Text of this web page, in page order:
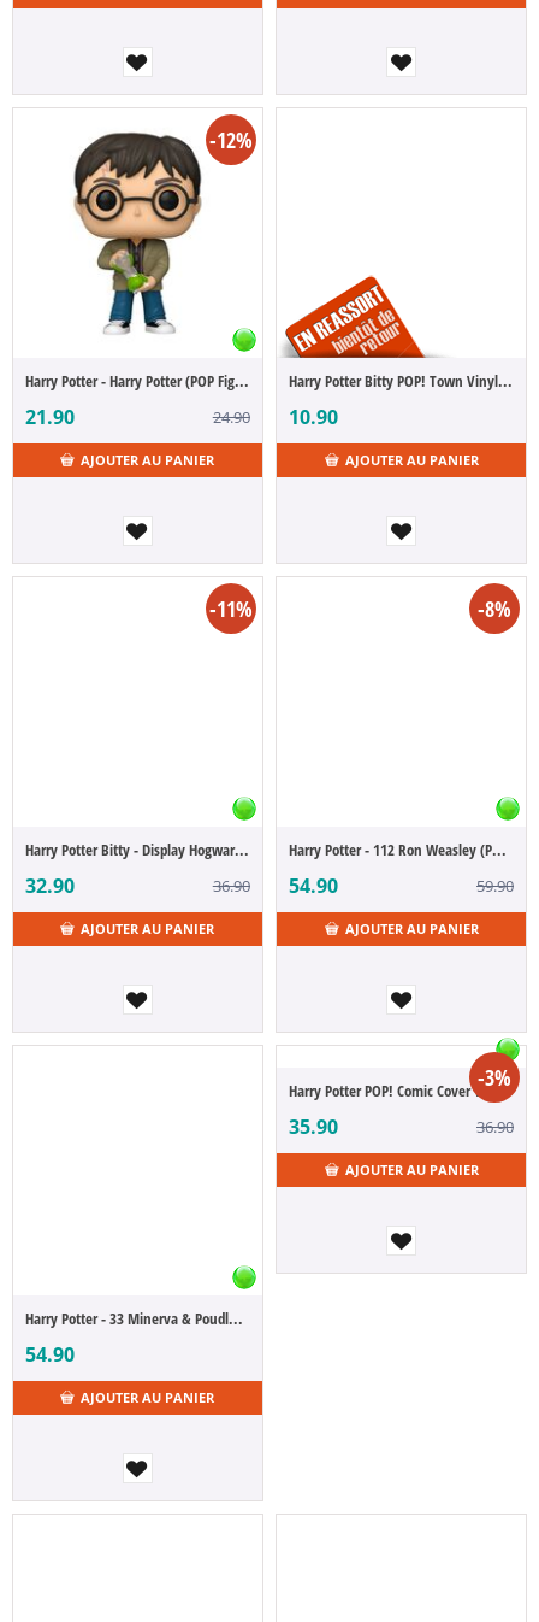
-12%
Harry Potter - Harry Potter (POP Figure)
21.90 24.90
AJOUTER AU PANIER
Harry Potter Bitty POP! Town Vinyl Ollivanders 2,5 cm
10.90
AJOUTER AU PANIER
-11%
Harry Potter Bitty - Display Hogwarts Castle 25 cm (POP Figure)
32.90 36.90
AJOUTER AU PANIER
-8%
Harry Potter - 112 Ron Weasley (POP Figure)
54.90 59.90
AJOUTER AU PANIER
Harry Potter - 33 Minerva & Poudlard (POP Figure)
54.90
AJOUTER AU PANIER
-3%
Harry Potter POP! Comic Cover Vinyl Harry Wanted Poster 9 cm
35.90 36.90
AJOUTER AU PANIER